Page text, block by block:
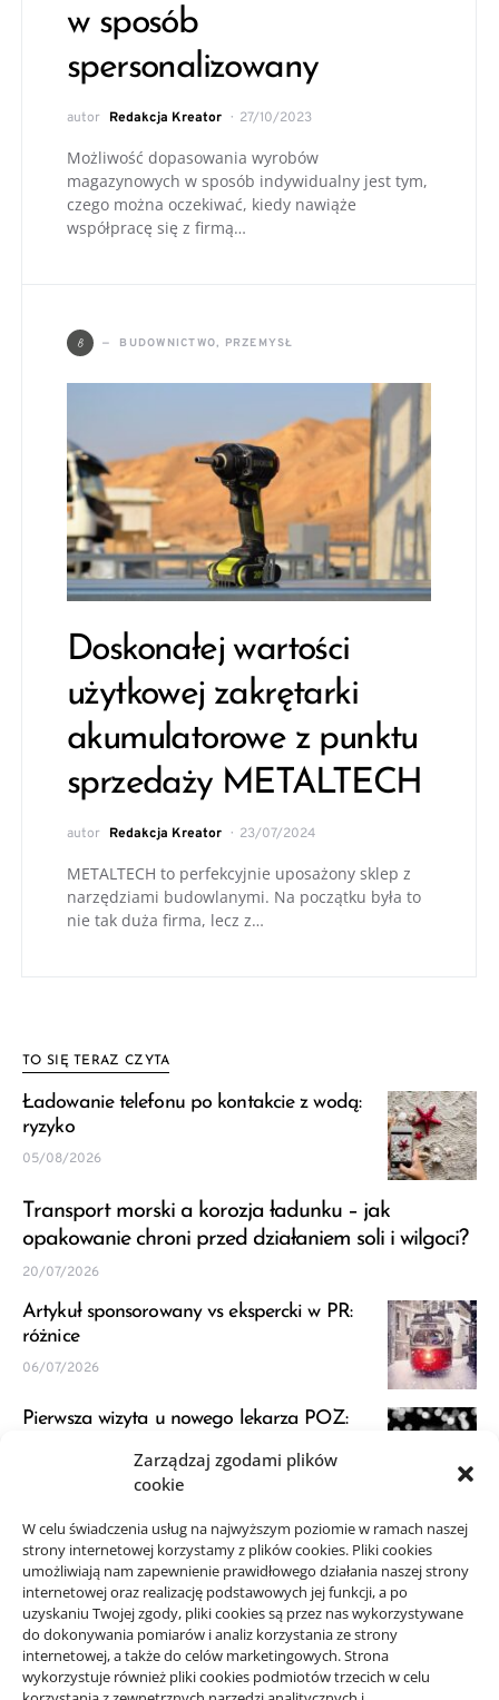
Zarządzaj zgodami plików
cookie
W celu świadczenia usług na najwyższym poziomie w ramach naszej
strony internetowej korzystamy z plików cookies. Pliki cookies
umożliwiają nam zapewnienie prawidłowego działania naszej strony
internetowej oraz realizację podstawowych jej funkcji, a po
uzyskaniu Twojej zgody, pliki cookies są przez nas wykorzystywane
do dokonywania pomiarów i analiz korzystania ze strony
internetowej, a także do celów marketingowych. Strona
wykorzystuje również pliki cookies podmiotów trzecich w celu
w sposób
spersonalizowany
autor Redakcja Kreator 27/10/2023
Możliwość dopasowania wyrobów
magazynowych w sposób indywidualny jest tym,
czego można oczekiwać, kiedy nawiąże
współpracę się z firmą…
B BUDOWNICTWO, PRZEMYSŁ
Doskonałej wartości
użytkowej zakrętarki
akumulatorowe z punktu
sprzedaży METALTECH
autor Redakcja Kreator 23/07/2024
METALTECH to perfekcyjnie uposażony sklep z
narzędziami budowlanymi. Na początku była to
nie tak duża firma, lecz z…
TO SIĘ TERAZ CZYTA
Ładowanie telefonu po kontakcie z wodą:
ryzyko
05/08/2026
Transport morski a korozja ładunku – jak
opakowanie chroni przed działaniem soli i wilgoci?
20/07/2026
Artykuł sponsorowany vs ekspercki w PR:
różnice
06/07/2026
Pierwsza wizyta u nowego lekarza POZ:
JDG a VAT: kiedy zapytać księgową przed
startem
21/06/2026